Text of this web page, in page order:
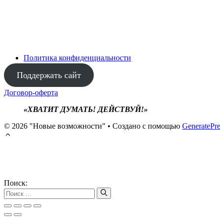
Политика конфиденциальности
Поддержать сайт
Договор-оферта
«ХВАТИТ ДУМАТЬ! ДЕЙСТВУЙ!»
© 2026 "Новые возможности" • Создано с помощью
Поиск: